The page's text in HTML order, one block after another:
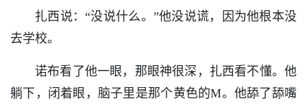
扎西说：“没说什么。”他没说谎，因为他根本没
去学校。
诺布看了他一眼，那眼神很深，扎西看不懂。他
躺下，闭着眼，脑子里是那个黄色的M。他舔了舔嘴